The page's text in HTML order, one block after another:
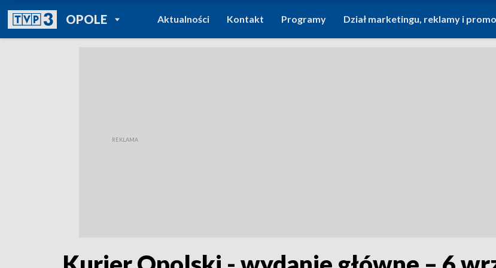
OPOLEPOWRÓT DO
TVP REGIONY
Aktualności Kontakt Programy Dział marketingu, reklamy i